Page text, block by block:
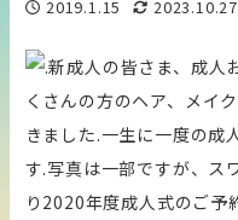
投稿日
2019.1.15
更新日
2023.10.27